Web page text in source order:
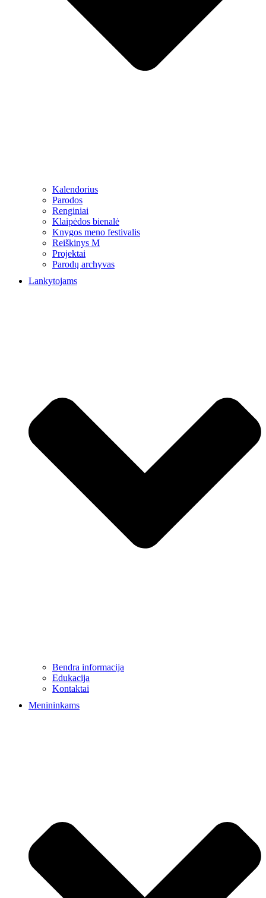
Kalendorius
Parodos
Renginiai
Klaipėdos bienalė
Knygos meno festivalis
Reiškinys M
Projektai
Parodų archyvas
Lankytojams
Bendra informacija
Edukacija
Kontaktai
Menininkams